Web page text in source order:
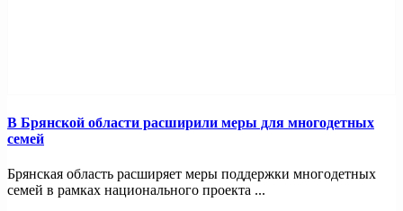
В Брянской области расширили меры для многодетных
семей
Брянская область расширяет меры поддержки многодетных
семей в рамках национального проекта ...